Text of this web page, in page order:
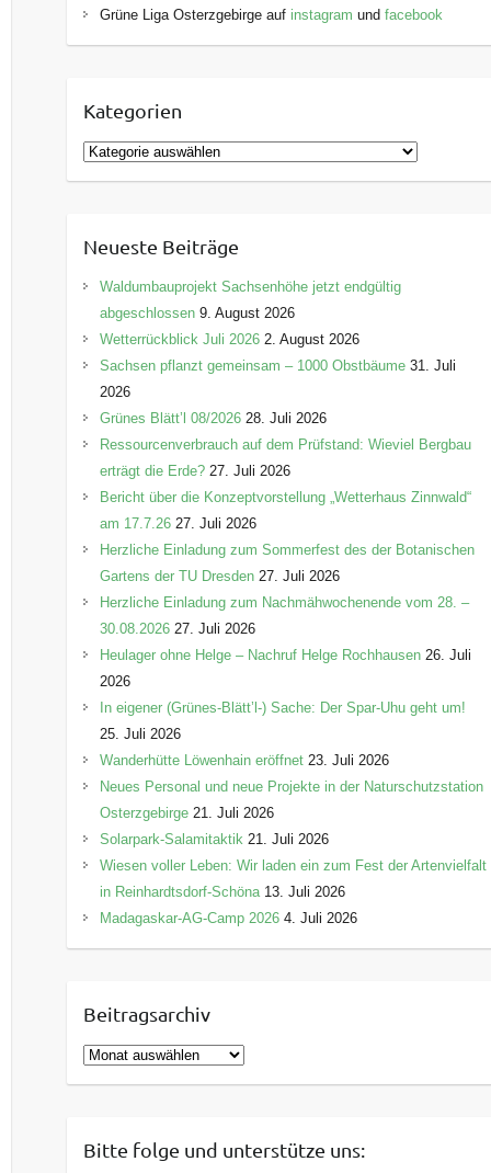
Grüne Liga Osterzgebirge auf instagram und facebook
Kategorien
K
a
g
o
i
e
Neueste Beiträge
Waldumbauprojekt Sachsenhöhe jetzt endgültig
abgeschlossen 9. August 2026
Wetterrückblick Juli 2026 2. August 2026
Sachsen pflanzt gemeinsam – 1000 Obstbäume 31. Juli
2026
Grünes Blätt’l 08/2026 28. Juli 2026
Ressourcenverbrauch auf dem Prüfstand: Wieviel Bergbau
erträgt die Erde? 27. Juli 2026
Bericht über die Konzeptvorstellung „Wetterhaus Zinnwald“
am 17.7.26 27. Juli 2026
Herzliche Einladung zum Sommerfest des der Botanischen
Gartens der TU Dresden 27. Juli 2026
Herzliche Einladung zum Nachmähwochenende vom 28. –
30.08.2026 27. Juli 2026
Heulager ohne Helge – Nachruf Helge Rochhausen 26. Juli
2026
In eigener (Grünes-Blätt’l-) Sache: Der Spar-Uhu geht um!
25. Juli 2026
Wanderhütte Löwenhain eröffnet 23. Juli 2026
Neues Personal und neue Projekte in der Naturschutzstation
Osterzgebirge 21. Juli 2026
Solarpark-Salamitaktik 21. Juli 2026
Wiesen voller Leben: Wir laden ein zum Fest der Artenvielfalt
in Reinhardtsdorf-Schöna 13. Juli 2026
Madagaskar-AG-Camp 2026 4. Juli 2026
Beitragsarchiv
B
e
rBitte folge und unterstütze uns: